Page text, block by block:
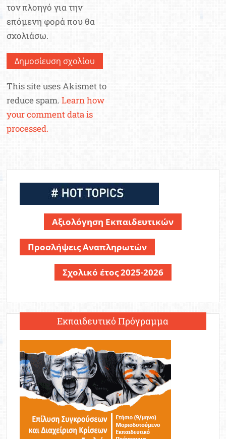
τον πλοηγό για την
επόμενη φορά που θα
σχολιάσω.
This site uses Akismet to
reduce spam.Learn how
your comment data is
processed.
Αξιολόγηση Εκπαιδευτικών
Προσλήψεις Αναπληρωτών
Σχολικό έτος 2025-2026
Εκπαιδευτικό Πρόγραμμα